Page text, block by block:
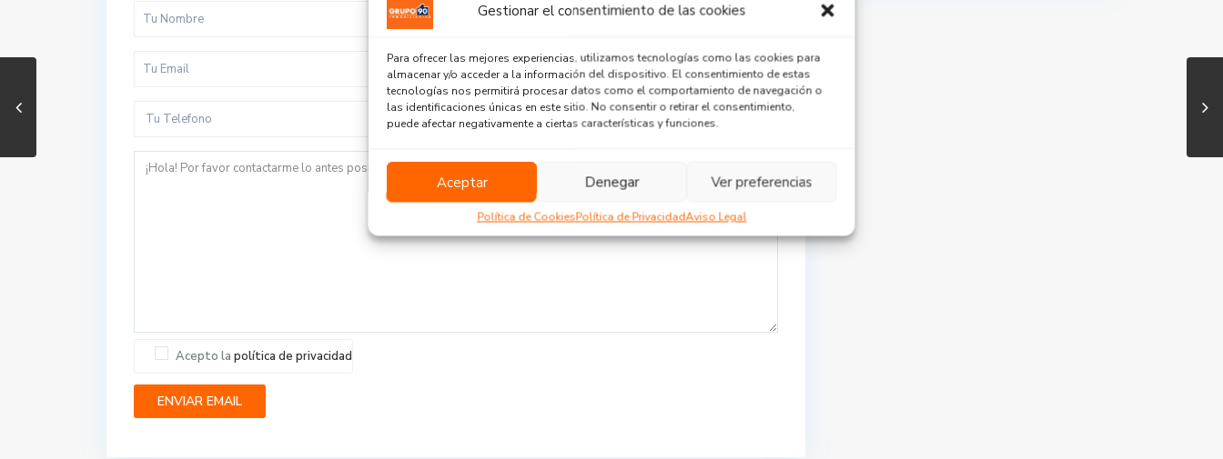
Gestionar el consentimiento de las cookies
Para ofrecer las mejores experiencias, utilizamos tecnologías como las cookies para
almacenar y/o acceder a la información del dispositivo. El consentimiento de estas
tecnologías nos permitirá procesar datos como el comportamiento de navegación o
las identificaciones únicas en este sitio. No consentir o retirar el consentimiento,
puede afectar negativamente a ciertas características y funciones.
Aceptar Denegar Ver preferencias
Política de CookiesPolítica de PrivacidadAviso Legal
Acepto la política de privacidad